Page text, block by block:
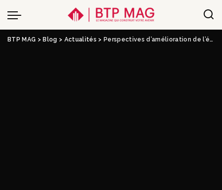
BTP MAG > Blog > Actualités > Perspectives d’amélioration de l’économie circulaire des plastiques